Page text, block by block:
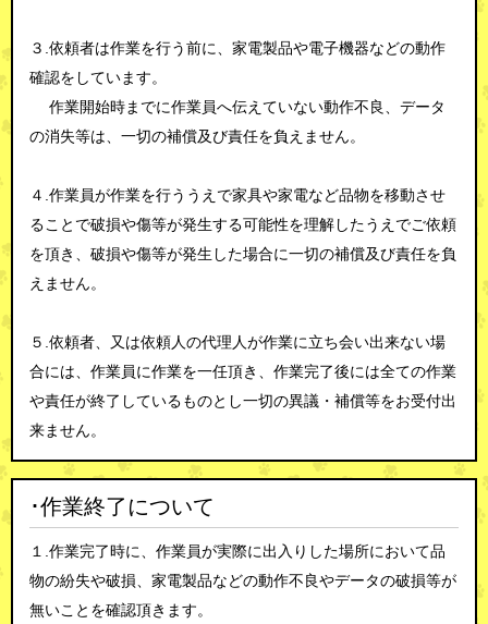
３.依頼者は作業を行う前に、家電製品や電子機器などの動作
確認をしています。
作業開始時までに作業員へ伝えていない動作不良、データ
の消失等は、一切の補償及び責任を負えません。
４.作業員が作業を行ううえで家具や家電など品物を移動させ
ることで破損や傷等が発生する可能性を理解したうえでご依頼
を頂き、破損や傷等が発生した場合に一切の補償及び責任を負
えません。
５.依頼者、又は依頼人の代理人が作業に立ち会い出来ない場
合には、作業員に作業を一任頂き、作業完了後には全ての作業
や責任が終了しているものとし一切の異議・補償等をお受付出
来ません。
･作業終了について
１.作業完了時に、作業員が実際に出入りした場所において品
物の紛失や破損、家電製品などの動作不良やデータの破損等が
無いことを確認頂きます。